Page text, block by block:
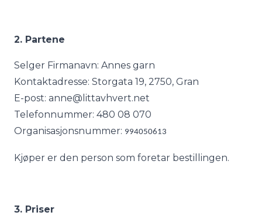
2. Partene
Selger Firmanavn: Annes garn
Kontaktadresse: Storgata 19, 2750, Gran
E-post: anne@littavhvert.net
Telefonnummer: 480 08 070
Organisasjonsnummer: 994050613
Kjøper er den person som foretar bestillingen.
3. Priser